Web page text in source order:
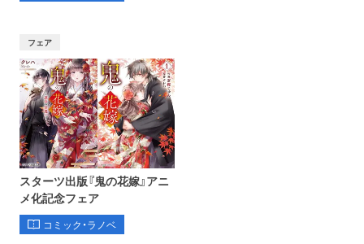
フェア
スターツ出版『鬼の花嫁』アニ
メ化記念フェア
コミック・ラノベ